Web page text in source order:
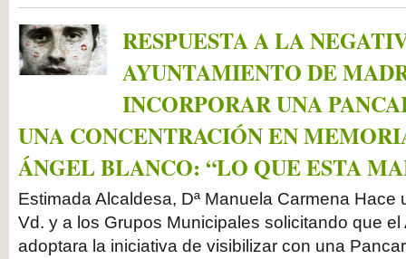
RESPUESTA A LA
AYUNTAMIENTO DE
INCORPORAR UNA
UNA CONCENTRACIÓN EN
ÁNGEL BLANCO: “LO QUE ESTA
Estimada Alcaldesa, Dª Manuela Carmena
Vd. y a los Grupos Municipales solicitando que
adoptara la iniciativa de visibilizar con una